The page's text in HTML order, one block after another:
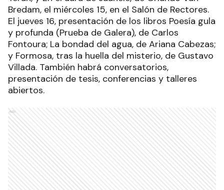
Bredam, el miércoles 15, en el Salón de Rectores.
El jueves 16, presentación de los libros Poesía gula
y profunda (Prueba de Galera), de Carlos
Fontoura; La bondad del agua, de Ariana Cabezas;
y Formosa, tras la huella del misterio, de Gustavo
Villada. También habrá conversatorios,
presentación de tesis, conferencias y talleres
abiertos.
Ads